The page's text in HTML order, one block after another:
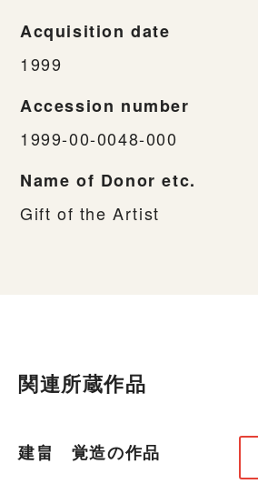
Acquisition date
1999
Accession number
1999-00-0048-000
Name of Donor etc.
Gift of the Artist
関連所蔵作品
建畠 覚造の作品